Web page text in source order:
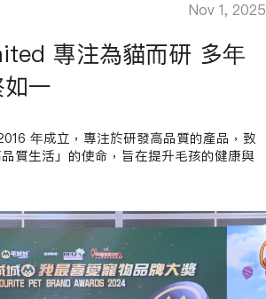
Nov 1, 2025
專注為貓而研 多年
一
年成立，專注於研發高品質的產品，致
質生活」的使命，旨在提升毛孩的健康與